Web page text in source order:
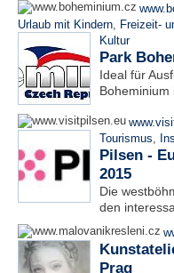
Urlaub mit Kindern, Freizeit-
Kultur
Park
Ideal für
Boheminium
Tourismus,
Pilsen -
2015
Die
den
Prag